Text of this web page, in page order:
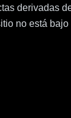
derivadas
no está